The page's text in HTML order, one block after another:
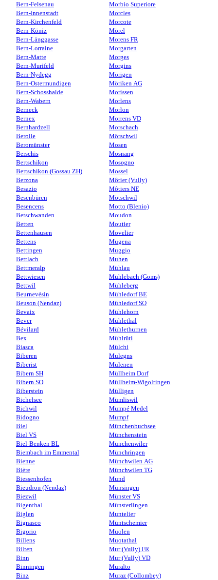
Bern-Felsenau
Bern-Innenstadt
Bern-Kirchenfeld
Bern-Köniz
Bern-Länggasse
Bern-Lorraine
Bern-Matte
Bern-Murifeld
Bern-Nydegg
Bern-Ostermundigen
Bern-Schosshalde
Bern-Wabern
Berneck
Bernex
Bernhardzell
Berolle
Beromünster
Berschis
Bertschikon
Bertschikon (Gossau ZH)
Berzona
Besazio
Besenbüren
Besencens
Betschwanden
Betten
Bettenhausen
Bettens
Bettingen
Bettlach
Bettmeralp
Bettwiesen
Bettwil
Beurnevésin
Beuson (Nendaz)
Bevaix
Bever
Bévilard
Bex
Biasca
Biberen
Biberist
Bibern SH
Bibern SO
Biberstein
Bichelsee
Bichwil
Bidogno
Biel
Biel VS
Biel-Benken BL
Biembach im Emmental
Bienne
Bière
Biessenhofen
Bieudron (Nendaz)
Biezwil
Bigenthal
Biglen
Bignasco
Bigorio
Billens
Bilten
Binn
Binningen
Binz
Morbio Superiore
Morcles
Morcote
Mörel
Morens FR
Morgarten
Morges
Morgins
Mörigen
Möriken AG
Morissen
Morlens
Morlon
Morrens VD
Morschach
Mörschwil
Mosen
Mosnang
Mosogno
Mossel
Môtier (Vully)
Môtiers NE
Mötschwil
Motto (Blenio)
Moudon
Moutier
Movelier
Mugena
Muggio
Muhen
Mühlau
Mühlebach (Goms)
Mühleberg
Mühledorf BE
Mühledorf SO
Mühlehorn
Mühlethal
Mühlethurnen
Mühlrüti
Mülchi
Mulegns
Mülenen
Müllheim Dorf
Müllheim-Wigoltingen
Mülligen
Mümliswil
Mumpé Medel
Mumpf
Münchenbuchsee
Münchenstein
Münchenwiler
Münchringen
Münchwilen AG
Münchwilen TG
Mund
Münsingen
Münster VS
Münsterlingen
Muntelier
Müntschemier
Muolen
Muotathal
Mur (Vully) FR
Mur (Vully) VD
Muralto
Muraz (Collombey)